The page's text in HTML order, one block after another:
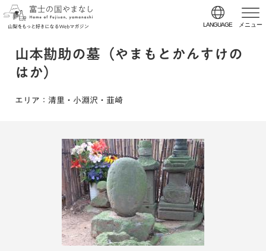
LANGUAGE メニュー
山本勘助の墓（やまもとかんすけの
はか）
エリア ：清里・小淵沢・韮崎